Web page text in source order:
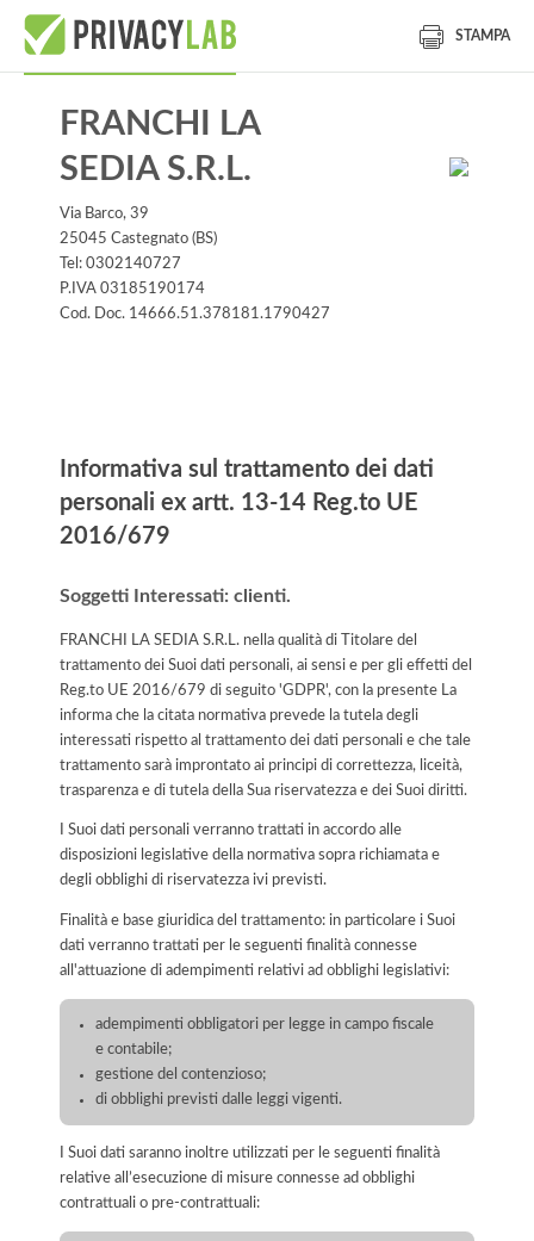
STAMPA
FRANCHI LA
SEDIA S.R.L.
Via Barco, 39
25045 Castegnato (BS)
Tel: 0302140727
P.IVA 03185190174
Cod. Doc. 14666.51.378181.1790427
Informativa sul trattamento dei dati
personali ex artt. 13-14 Reg.to UE
2016/679
Soggetti Interessati: clienti.
FRANCHI LA SEDIA S.R.L. nella qualità di Titolare del
trattamento dei Suoi dati personali, ai sensi e per gli effetti del
Reg.to UE 2016/679 di seguito 'GDPR', con la presente La
informa che la citata normativa prevede la tutela degli
interessati rispetto al trattamento dei dati personali e che tale
trattamento sarà improntato ai principi di correttezza, liceità,
trasparenza e di tutela della Sua riservatezza e dei Suoi diritti.
I Suoi dati personali verranno trattati in accordo alle
disposizioni legislative della normativa sopra richiamata e
degli obblighi di riservatezza ivi previsti.
Finalità e base giuridica del trattamento: in particolare i Suoi
dati verranno trattati per le seguenti finalità connesse
all'attuazione di adempimenti relativi ad obblighi legislativi:
adempimenti obbligatori per legge in campo fiscale
e contabile;
gestione del contenzioso;
di obblighi previsti dalle leggi vigenti.
I Suoi dati saranno inoltre utilizzati per le seguenti finalità
relative all’esecuzione di misure connesse ad obblighi
contrattuali o pre-contrattuali: